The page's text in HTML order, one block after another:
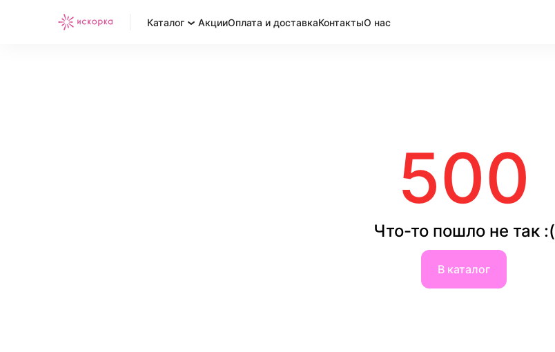
Каталог АкцииОплата и доставкаКонтактыО нас
500
Что-то пошло не так :(
В каталог